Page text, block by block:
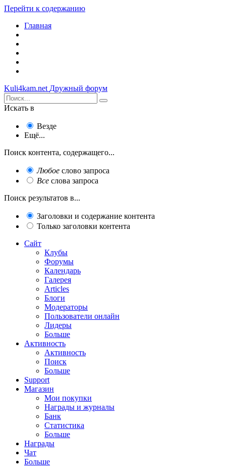
Перейти к содержанию
Главная
Kuli4kam.net Дружный форум
Искать в
Везде
Ещё...
Поиск контента, содержащего...
Любое слово запроса
Все слова запроса
Поиск результатов в...
Заголовки и содержание контента
Только заголовки контента
Сайт
Клубы
Форумы
Календарь
Галерея
Articles
Блоги
Модераторы
Пользователи онлайн
Лидеры
Больше
Активность
Активность
Поиск
Больше
Support
Магазин
Мои покупки
Награды и журналы
Банк
Статистика
Больше
Награды
Чат
Больше